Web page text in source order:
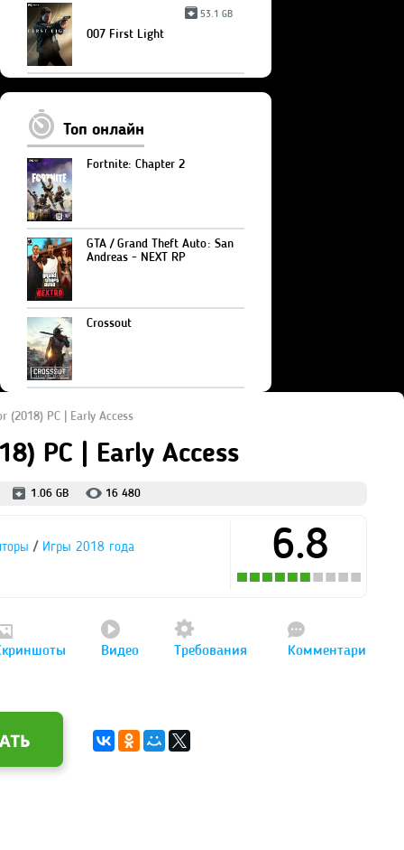
53.1 GB
007 First Light
Топ онлайн
Fortnite: Chapter 2
GTA / Grand Theft Auto: San
Andreas - NEXT RP
Crossout
PC | Early Access
PC | Early Access
1.06 GB 16 480
/ Игры 2018 года 6.8
Видео Требования Комментари